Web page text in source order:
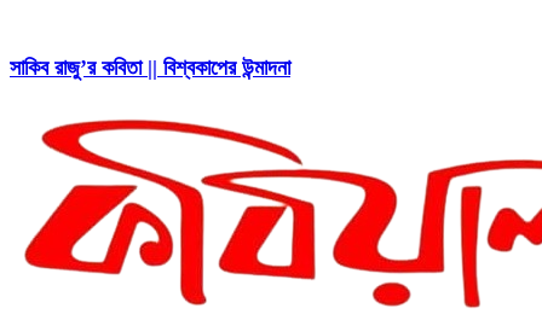
সাকিব রাজু’র কবিতা || বিশ্বকাপের উন্মাদনা